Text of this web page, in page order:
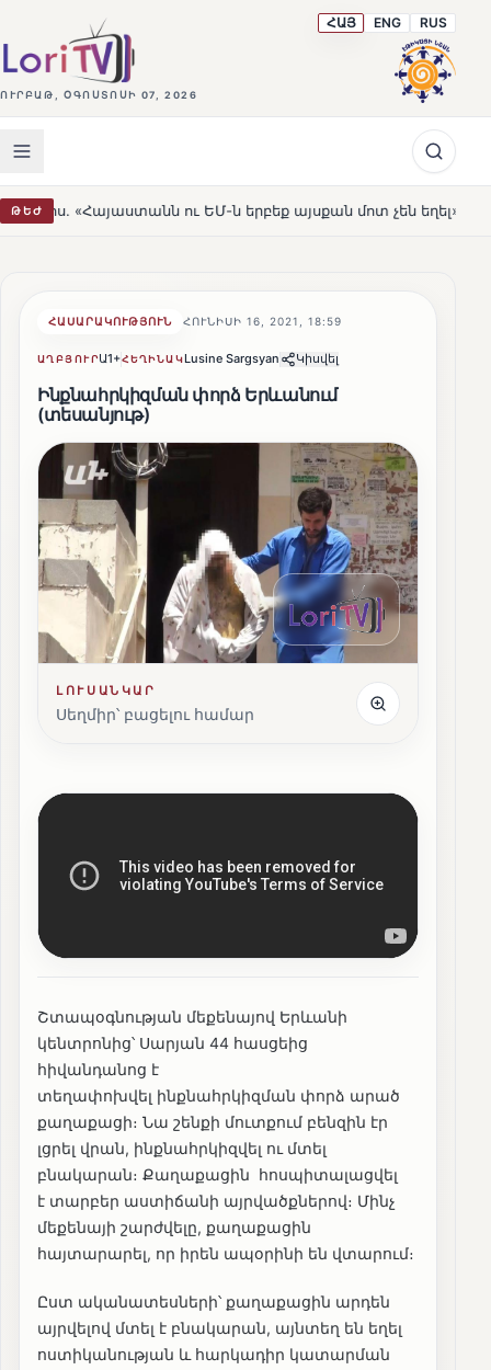
ՈՒՐԲԱԹ, ՕԳՈՍՏՈՍԻ 07, 2026
ՀԱՅ ENG RUS
ԹԵԺու ԵՄ-ն երբեք այսքան մոտ չեն եղել» HOT
ՀԱՍԱՐԱԿՈՒԹՅՈՒՆ ՀՈՒՆԻՍԻ 16, 2021, 18:59
ԱՂԲՅՈՒՐԱ1+ՀԵՂԻՆԱԿLusine Sargsyan Կիսվել
Ինքնահրկիզման փորձ Երևանում
(տեսանյութ)
ԼՈՒՍԱՆԿԱՐ
Սեղմիր՝ բացելու համար
Շտապօգնության մեքենայով Երևանի
կենտրոնից՝ Սարյան 44 հասցեից
հիվանդանոց է
տեղափոխվել ինքնահրկիզման փորձ արած
քաղաքացի։ Նա շենքի մուտքում բենզին էր
լցրել վրան, ինքնահրկիզվել ու մտել
բնակարան։ Քաղաքացին հոսպիտալացվել
է տարբեր աստիճանի այրվածքներով։ Մինչ
մեքենայի շարժվելը, քաղաքացին
հայտարարել, որ իրեն ապօրինի են վտարում։
Ըստ ականատեսների՝ քաղաքացին արդեն
այրվելով մտել է բնակարան, այնտեղ են եղել
ոստիկանության և հարկադիր կատարման